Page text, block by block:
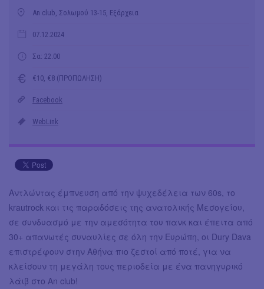
An club, Σολωμού 13-15, Εξάρχεια
07.12.2024
Σα: 22.00
€10, €8 (ΠΡΟΠΩΛΗΣΗ)
Facebook
WebLink
Αντλώντας έμπνευση από την ψυχεδέλεια των 60s, το
krautrock και τις παραδόσεις της ανατολικής Μεσογείου,
σε συνδυασμό με την αμεσότητα του πανκ και έπειτα από
30+ απανωτές συναυλίες σε όλη την Ευρώπη, οι Dury Dava
επιστρέφουν στην Αθήνα πιο ζεστοί από ποτέ, για να
κλείσουν τη μεγάλη τους περιοδεία με ένα πανηγυρικό
λάιβ στο Αn club!